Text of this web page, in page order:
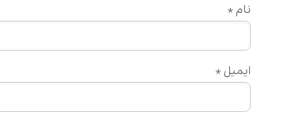
نام *
ایمیل *